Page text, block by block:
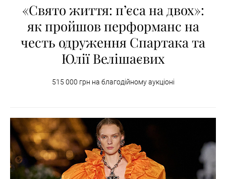
«Свято життя: п’єса на двох»:
як пройшов перформанс на
честь одруження Спартака та
Юлії Велішаєвих
515 000 грн на благодійному аукціоні